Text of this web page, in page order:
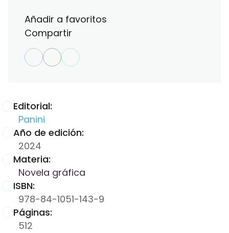
Editorial:
Panini
Año de edición:
2024
Materia:
Novela gráfica
ISBN:
978-84-1051-143-9
Páginas:
512
Añadir a favoritos
Compartir